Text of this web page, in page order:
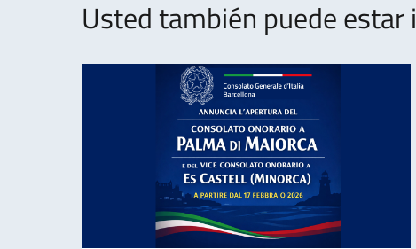
Usted también puede estar